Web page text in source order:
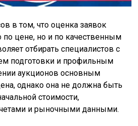
в том, что оценка заявок
по цене, но и по качественным
отбирать специалистов с
подготовки и профильным
аукционов основным
однако она не должна быть
стоимости,
и рыночными данными.